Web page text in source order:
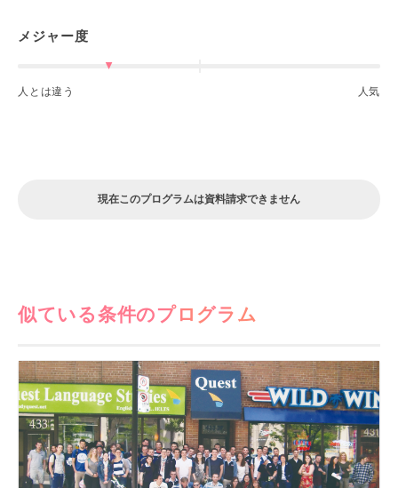
メジャー度
人とは違う 人気
現在このプログラムは資料請求できません
似ている条件のプログラム